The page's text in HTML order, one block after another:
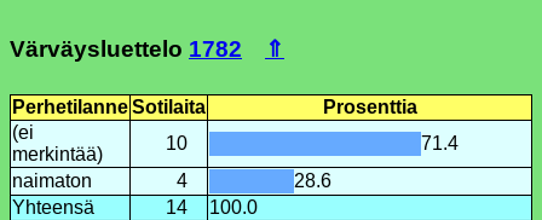
Värväysluettelo 1782 ⇑
PerhetilanneSotilaita
Prosenttia
(ei
merkintää)
10
71.4
naimaton
4
28.6
Yhteensä
14 100.0